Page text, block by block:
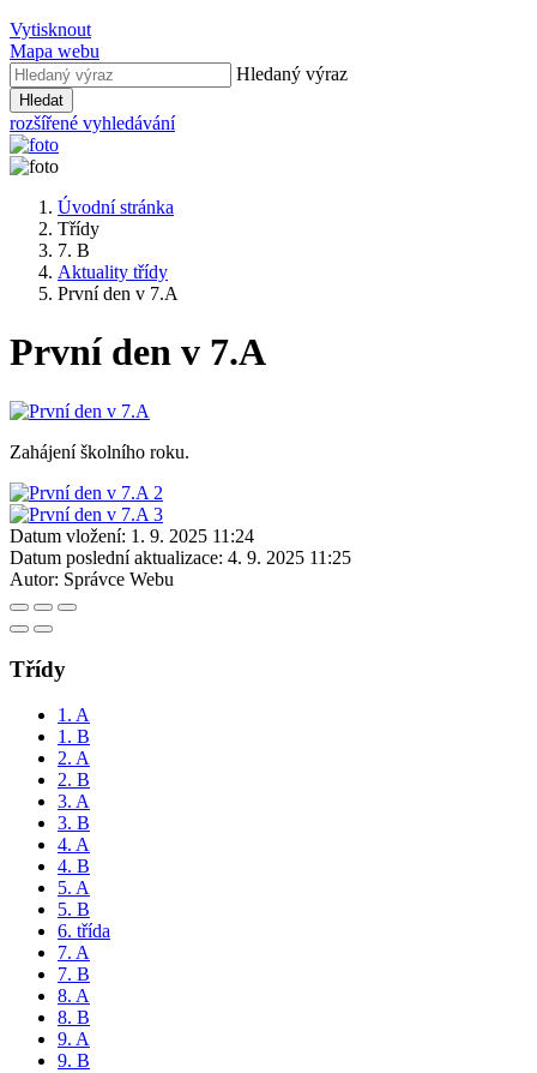
Vytisknout
Mapa webu
Hledaný výraz
Hledat
rozšířené vyhledávání
Úvodní stránka
Třídy
7. B
Aktuality třídy
První den v 7.A
První den v 7.A
Zahájení školního roku.
Datum vložení: 1. 9. 2025 11:24
Datum poslední aktualizace: 4. 9. 2025 11:25
Autor: Správce Webu
Třídy
1. A
1. B
2. A
2. B
3. A
3. B
4. A
4. B
5. A
5. B
6. třída
7. A
7. B
8. A
8. B
9. A
9. B